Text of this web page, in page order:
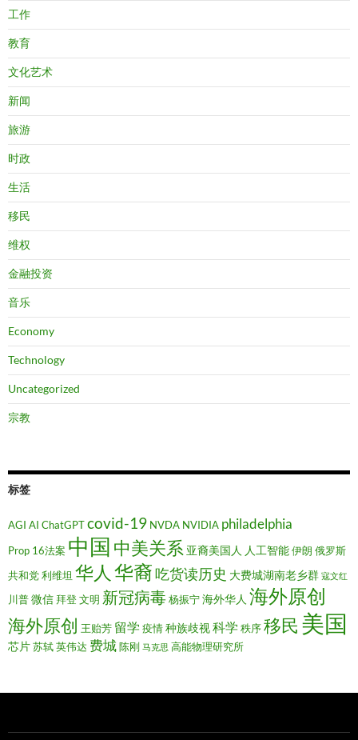
工作
教育
文化艺术
新闻
旅游
时政
生活
移民
维权
金融投资
音乐
Economy
Technology
Uncategorized
宗教
标签
AGI AI ChatGPTcovid-19 NVDA NVIDIA philadelphia
Prop 16法案 中国 中美关系 亚裔美国人 人工智能伊朗 俄罗斯
共和党利维坦 华人 华裔吃货读历史 大费城湖南老乡群 寇文红
川普微信 拜登文明 新冠病毒杨振宁海外华人 海外原创
海外原创 王贻芳 留学 疫情种族歧视科学 秩序移民 美国
芯片苏轼英伟达 费城陈刚 马克思 高能物理研究所